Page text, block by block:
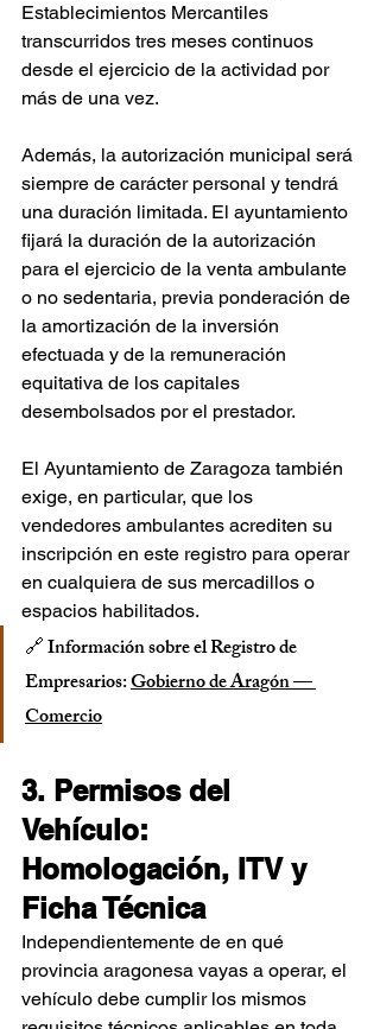
Establecimientos Mercantiles
transcurridos tres meses continuos
desde el ejercicio de la actividad por
más de una vez.
Además, la autorización municipal será
siempre de carácter personal y tendrá
una duración limitada. El ayuntamiento
fijará la duración de la autorización
para el ejercicio de la venta ambulante
o no sedentaria, previa ponderación de
la amortización de la inversión
efectuada y de la remuneración
equitativa de los capitales
desembolsados por el prestador.
El Ayuntamiento de Zaragoza también
exige, en particular, que los
vendedores ambulantes acrediten su
inscripción en este registro para operar
en cualquiera de sus mercadillos o
espacios habilitados.
🔗 Información sobre el Registro de
Empresarios: Gobierno de Aragón —
Comercio
3. Permisos del
Vehículo:
Homologación, ITV y
Ficha Técnica
Independientemente de en qué
provincia aragonesa vayas a operar, el
vehículo debe cumplir los mismos